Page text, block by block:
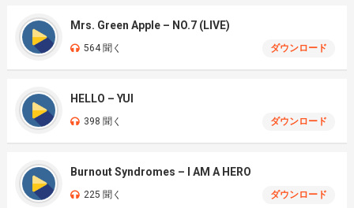
Mrs. Green Apple – NO.7 (LIVE)
564 聞く ダウンロード
HELLO – YUI
398 聞く ダウンロード
Burnout Syndromes – I AM A HERO
225 聞く ダウンロード